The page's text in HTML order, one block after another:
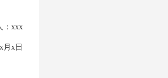
xxx
x日